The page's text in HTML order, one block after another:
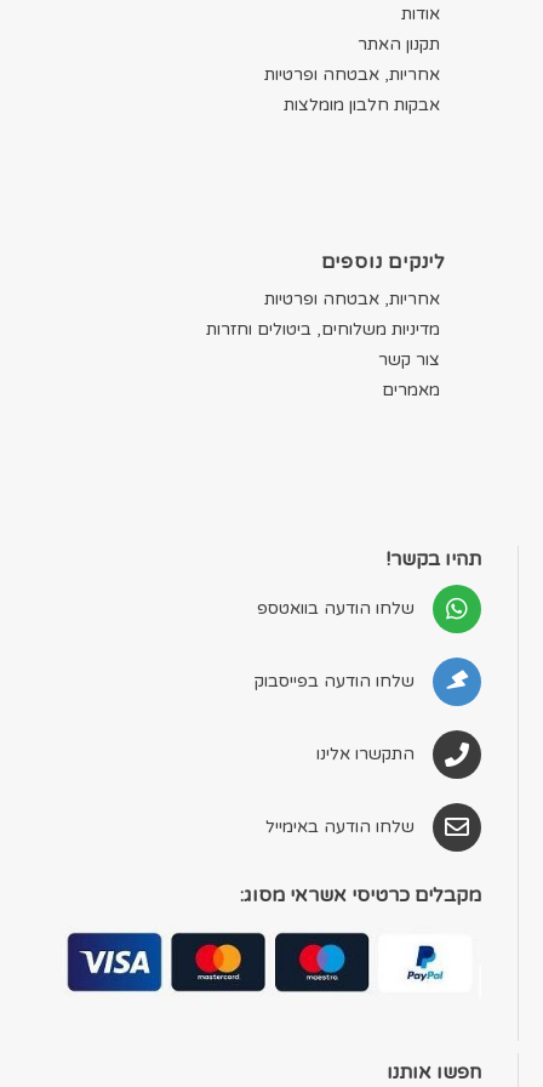
אודות
תקנון האתר
אחריות, אבטחה ופרטיות
אבקות חלבון מומלצות
לינקים נוספים
אחריות, אבטחה ופרטיות
מדיניות משלוחים, ביטולים וחזרות
צור קשר
מאמרים
תהיו בקשר!
שלחו הודעה בוואטספ
שלחו הודעה בפייסבוק
התקשרו אלינו
שלחו הודעה באימייל
מקבלים כרטיסי אשראי מסוג:
חפשו אותנו